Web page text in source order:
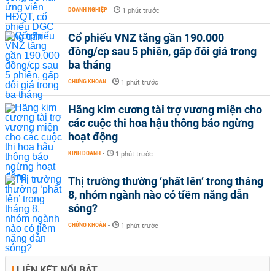
DOANH NGHIỆP - 1 phút trước
Cổ phiếu VNZ tăng gần 190.000
đồng/cp sau 5 phiên, gấp đôi giá trong
ba tháng
CHỨNG KHOÁN - 1 phút trước
Hãng kim cương tài trợ vương miện cho
các cuộc thi hoa hậu thông báo ngừng
hoạt động
KINH DOANH - 1 phút trước
Thị trường thường ‘phất lên’ trong tháng
8, nhóm ngành nào có tiềm năng dẫn
sóng?
CHỨNG KHOÁN - 1 phút trước